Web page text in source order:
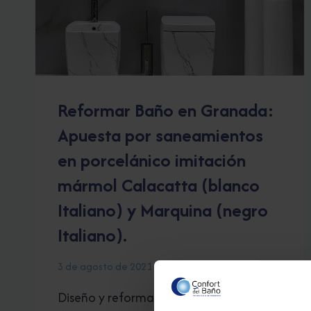
Reformar Baño en Granada:
Apuesta por saneamientos
en porcelánico imitación
mármol Calacatta (blanco
Italiano) y Marquina (negro
Italiano).
3 de agosto de 2021
Diseño y reformas de Baños con lo